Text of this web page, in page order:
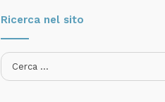
Ricerca nel sito